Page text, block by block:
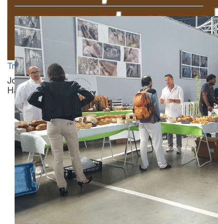
Trait d'Union Paysan
Journal d'informations agricoles et rurales de la
Haute-Garonne